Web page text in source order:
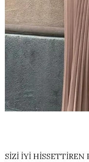
SİZİ İYİ HİSSETTİREN